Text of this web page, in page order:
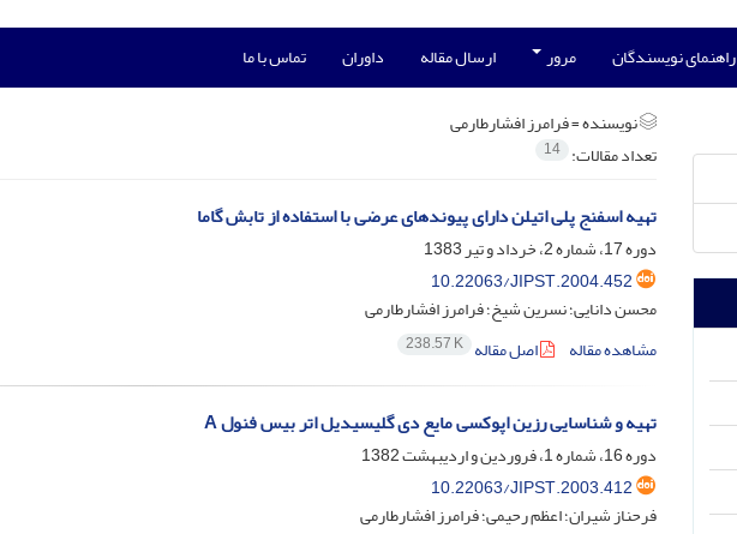
راهنمای نویسندگان مرور ارسال مقاله داوران تماس با ما
نویسنده =فرامرز افشارطارمی
تعداد مقالات: 14
تهیه اسفنج پلی اتیلن دارای پیوندهای عرضی با استفاده از تابش گاما
دوره 17، شماره 2، خرداد و تیر 1383
10.22063/JIPST.2004.452
محسن دانایی؛ نسرین شیخ؛ فرامرز افشارطارمی
مشاهده مقاله
اصل مقاله 238.57 K
تهیه و شناسایی رزین اپوکسی مایع دی گلیسیدیل اتر بیس فنول A
دوره 16، شماره 1، فروردین و اردیبهشت 1382
10.22063/JIPST.2003.412
فرحناز شیران؛ اعظم رحیمی؛ فرامرز افشارطارمی